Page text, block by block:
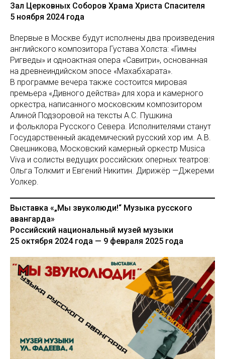
Зал Церковных Соборов Храма Христа Спасителя
5 ноября 2024 года
Впервые в Москве будут исполнены два произведения
английского композитора Густава Холста: «Гимны
Ригведы» и одноактная опера «Савитри», основанная
на древнеиндийском эпосе «Махабхарата».
В программе вечера также состоится мировая
премьера «Дивного действа» для хора и камерного
оркестра, написанного московским композитором
Алиной Подзоровой на тексты А.С. Пушкина
и фольклора Русского Севера. Исполнителями станут
Государственный академический русский хор им. А.В.
Свешникова, Московский камерный оркестр Musica
Viva и солисты ведущих российских оперных театров:
Ольга Толкмит и Евгений Никитин. Дирижёр —Джереми
Уолкер.
Выставка «„Мы звуколюди!“ Музыка русского
авангарда»
Российский национальный музей музыки
25 октября 2024 года — 9 февраля 2025 года